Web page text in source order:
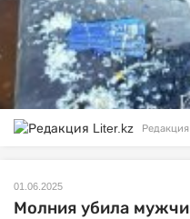
Редакция
01.06.2025
Молния убила